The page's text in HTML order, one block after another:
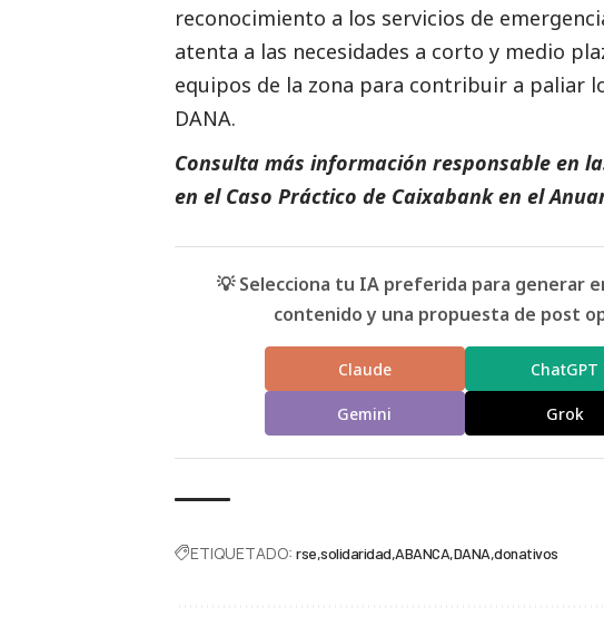
reconocimiento a los servicios de
atenta a las necesidades a corto y medio
equipos de la zona para contribuir a paliar
DANA.
Consulta más información responsable en
en el Caso Práctico de Caixabanken el
💡 Selecciona tu IA preferida para generar
contenido y una propuesta de post
Claude ChatGPT
Gemini Grok
ETIQUETADO: rse solidaridad ABANCA DANA donativos